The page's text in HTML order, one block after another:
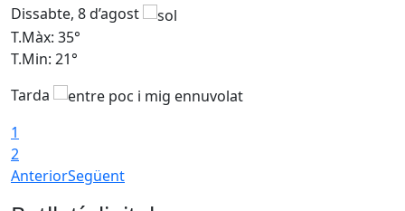
Dissabte, 8 d’agost
T.Màx: 35°
T.Min: 21°
Tarda
1
2
AnteriorSegüent